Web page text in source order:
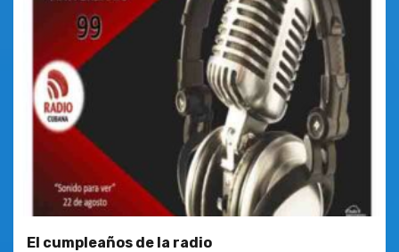
El cumpleaños de la radio